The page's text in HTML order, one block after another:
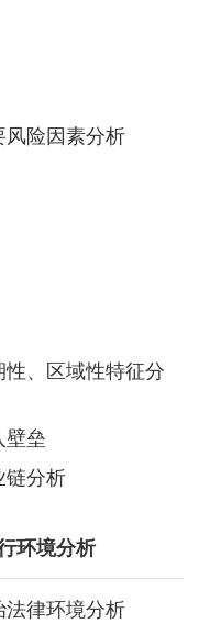
风险因素分析
、区域性特征分
壁垒
链分析
环境分析
法律环境分析